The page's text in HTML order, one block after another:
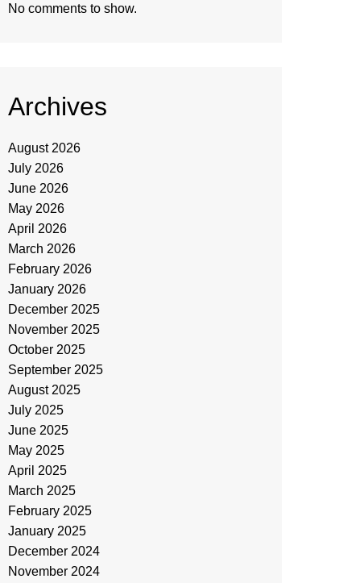
No comments to show.
Archives
August 2026
July 2026
June 2026
May 2026
April 2026
March 2026
February 2026
January 2026
December 2025
November 2025
October 2025
September 2025
August 2025
July 2025
June 2025
May 2025
April 2025
March 2025
February 2025
January 2025
December 2024
November 2024